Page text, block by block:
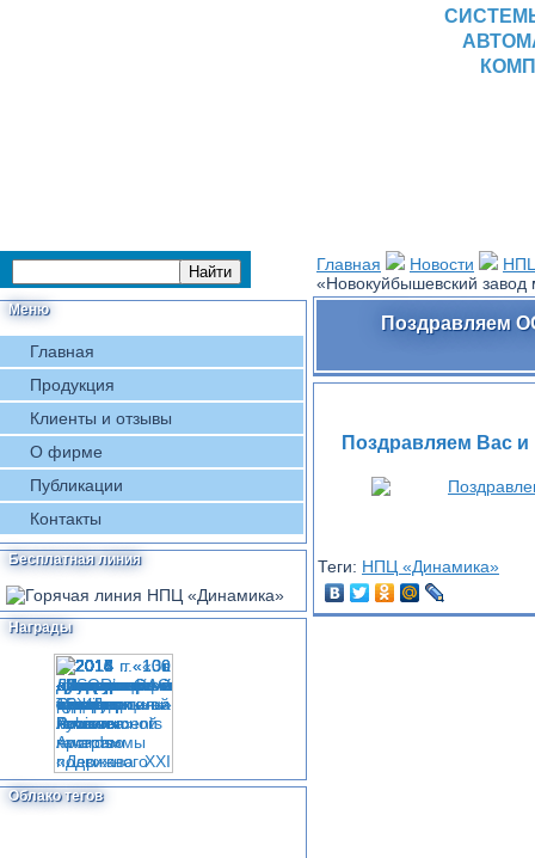
Меню
Главная
Продукция
Клиенты и отзывы
О фирме
Публикации
Контакты
Бесплатная линия
Награды
Облако тегов
Главная Новости
«Новокуйбышевский
Поздравляем
Поздравляем Вас
Теги: НПЦ «Динамика»